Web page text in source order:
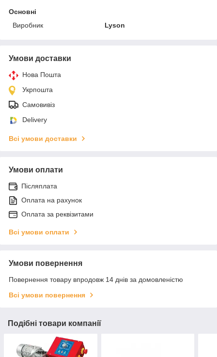
Основні
Виробник
Lyson
Умови доставки
Нова Пошта
Укрпошта
Самовивіз
Delivery
Всі умови доставки
Умови оплати
Післяплата
Оплата на рахунок
Оплата за реквізитами
Всі умови оплати
Умови повернення
Повернення товару впродовж 14 днів за домовленістю
Всі умови повернення
Подібні товари компанії